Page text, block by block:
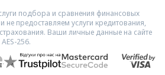
подбора и сравнения финансовых
не предоставляем услуги кредитования,
Ваши личные данные на сайте
256.